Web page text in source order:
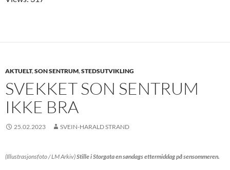
AKTUELT,SON SENTRUM,STEDSUTVIKLING
SVEKKET SON SENTRUM
IKKE BRA
25.02.2023 SVEIN-HARALD STRAND
(Illustrasjonsfoto / LM Arkiv)Stille i Storgata en søndags ettermiddag på sensommeren.